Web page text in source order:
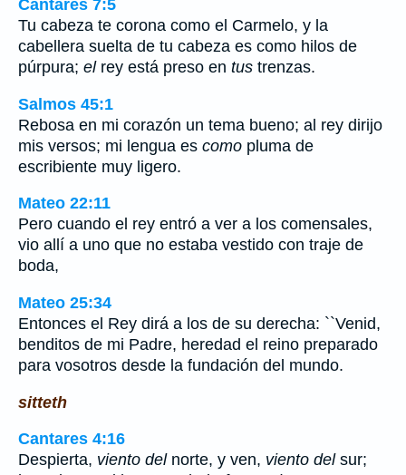
Cantares 7:5
Tu cabeza te corona como el Carmelo, y la
cabellera suelta de tu cabeza es como hilos de
púrpura; elrey está preso en tus trenzas.
Salmos 45:1
Rebosa en mi corazón un tema bueno; al rey dirijo
mis versos; mi lengua es como pluma de
escribiente muy ligero.
Mateo 22:11
Pero cuando el rey entró a ver a los comensales,
vio allí a uno que no estaba vestido con traje de
boda,
Mateo 25:34
Entonces el Rey dirá a los de su derecha: ``Venid,
benditos de mi Padre, heredad el reino preparado
para vosotros desde la fundación del mundo.
sitteth
Cantares 4:16
Despierta, viento delnorte, y ven, viento delsur;